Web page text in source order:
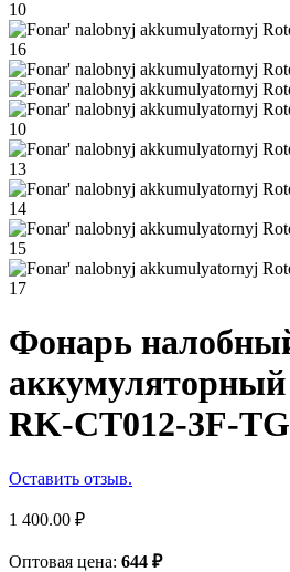
Фонарь
RK-CT012-3F-TG
Оставить отзыв.
1 400.00 ₽
Оптовая цена: 644 ₽